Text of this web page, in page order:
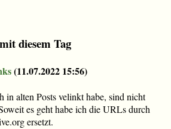
diesem Tag
(11.07.2022 15:56)
in alten Posts velinkt habe, sind nicht
es geht habe ich die URLs durch
ersetzt.